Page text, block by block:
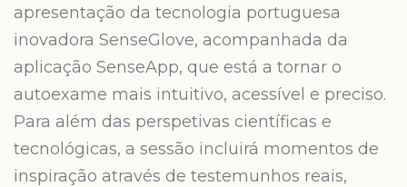
apresentação da tecnologia portuguesa
inovadora SenseGlove, acompanhada da
aplicação SenseApp, que está a tornar o
autoexame mais intuitivo, acessível e preciso.
Para além das perspetivas científicas e
tecnológicas, a sessão incluirá momentos de
inspiração através de testemunhos reais,